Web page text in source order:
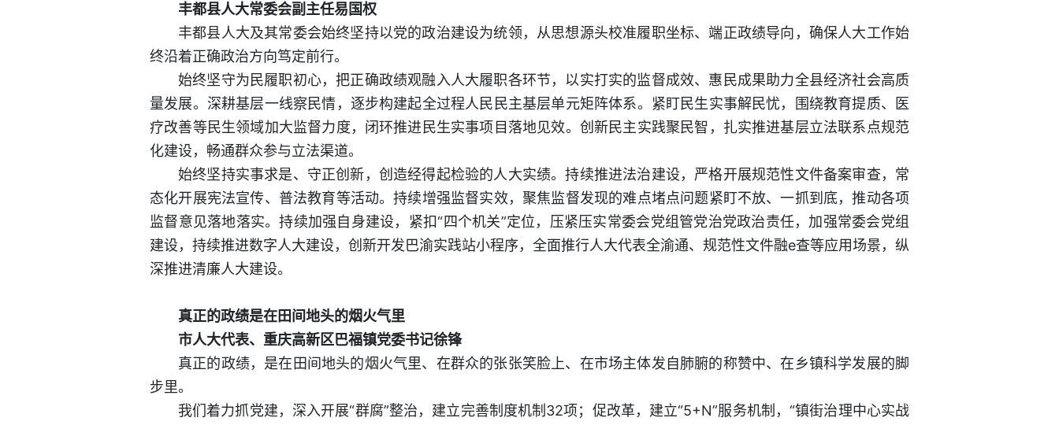
丰都县人大常委会副主任易国权
丰都县人大及其常委会始终坚持以党的政治建设为统领，从思想源头校准履职坐标、端正政绩导向，确保人大工作始
终沿着正确政治方向笃定前行。
始终坚守为民履职初心，把正确政绩观融入人大履职各环节，以实打实的监督成效、惠民成果助力全县经济社会高质
量发展。深耕基层一线察民情，逐步构建起全过程人民民主基层单元矩阵体系。紧盯民生实事解民忧，围绕教育提质、医
疗改善等民生领域加大监督力度，闭环推进民生实事项目落地见效。创新民主实践聚民智，扎实推进基层立法联系点规范
化建设，畅通群众参与立法渠道。
始终坚持实事求是、守正创新，创造经得起检验的人大实绩。持续推进法治建设，严格开展规范性文件备案审查，常
态化开展宪法宣传、普法教育等活动。持续增强监督实效，聚焦监督发现的难点堵点问题紧盯不放、一抓到底，推动各项
监督意见落地落实。持续加强自身建设，紧扣“四个机关”定位，压紧压实常委会党组管党治党政治责任，加强常委会党组
建设，持续推进数字人大建设，创新开发巴渝实践站小程序，全面推行人大代表全渝通、规范性文件融e查等应用场景，纵
深推进清廉人大建设。
真正的政绩是在田间地头的烟火气里
市人大代表、重庆高新区巴福镇党委书记徐锋
真正的政绩，是在田间地头的烟火气里、在群众的张张笑脸上、在市场主体发自肺腑的称赞中、在乡镇科学发展的脚
步里。
我们着力抓党建，深入开展“群腐”整治，建立完善制度机制32项；促改革，建立“5+N”服务机制，“镇街治理中心实战